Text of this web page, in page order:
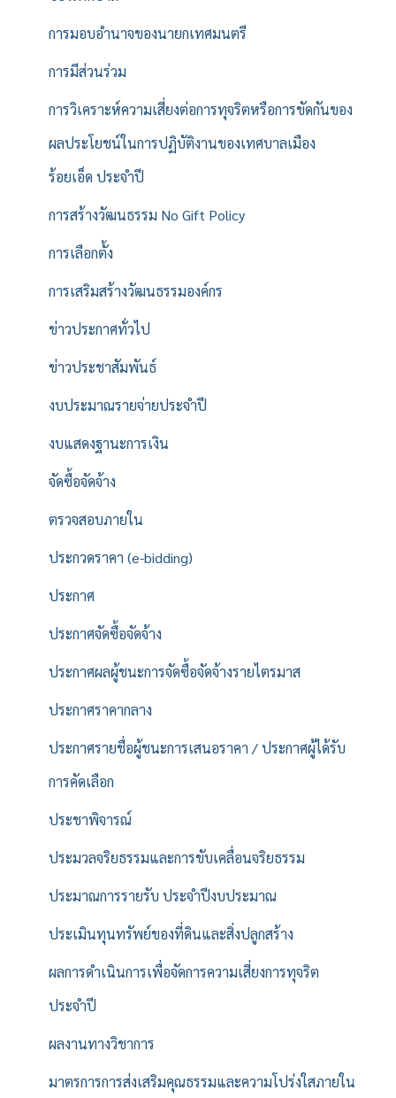
การมอบอำนาจของนายกเทศมนตรี
การมีส่วนร่วม
การวิเคราะห์ความเสี่ยงต่อการทุจริตหรือการขัดกันของ
ผลประโยชน์ในการปฏิบัติงานของเทศบาลเมือง
ร้อยเอ็ด ประจำปี
การสร้างวัฒนธรรม No Gift Policy
การเลือกตั้ง
การเสริมสร้างวัฒนธรรมองค์กร
ข่าวประกาศทั่วไป
ข่าวประชาสัมพันธ์
งบประมาณรายจ่ายประจำปี
งบแสดงฐานะการเงิน
จัดซื้อจัดจ้าง
ตรวจสอบภายใน
ประกวดราคา (e-bidding)
ประกาศ
ประกาศจัดซื้อจัดจ้าง
ประกาศผลผู้ชนะการจัดซื้อจัดจ้างรายไตรมาส
ประกาศราคากลาง
ประกาศรายชื่อผู้ชนะการเสนอราคา / ประกาศผู้ได้รับ
การคัดเลือก
ประชาพิจารณ์
ประมวลจริยธรรมและการขับเคลื่อนจริยธรรม
ประมาณการรายรับ ประจำปีงบประมาณ
ประเมินทุนทรัพย์ของที่ดินและสิ่งปลูกสร้าง
ผลการดำเนินการเพื่อจัดการความเสี่ยงการทุจริต
ประจำปี
ผลงานทางวิชาการ
มาตรการการส่งเสริมคุณธรรมและความโปร่งใสภายใน